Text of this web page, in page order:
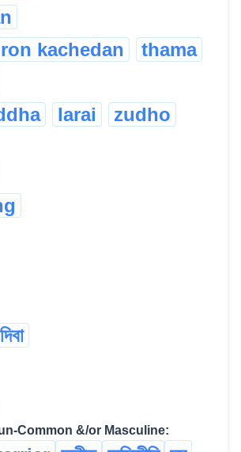
ron kachedan thama
larai
zudho
দিবা
Common &/or Masculine: